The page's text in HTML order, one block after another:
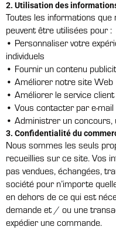
2. Utilisation des
Toutes les informations
peuvent être utilisées pour :
• Personnaliser votre
individuels
• Fournir un contenu
• Améliorer notre site Web
• Améliorer le service
• Vous contacter par e-mail
• Administrer un concours,
3. Confidentialité du
Nous sommes les seuls
recueillies sur ce site. Vos
pas vendues, échangées,
société pour n’importe
en dehors de ce qui est
demande et / ou une
expédier une commande.